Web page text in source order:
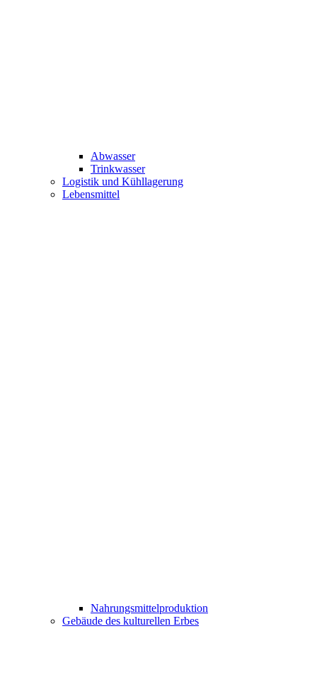
Abwasser
Trinkwasser
Logistik und Kühllagerung
Lebensmittel
Nahrungsmittelproduktion
Gebäude des kulturellen Erbes